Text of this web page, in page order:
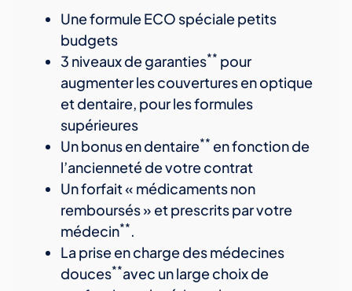
Une formule ECO spéciale petits
budgets
3 niveaux de garanties** pour
augmenter les couvertures en optique
et dentaire, pour les formules
supérieures
Un bonus en dentaire** en fonction de
l’ancienneté de votre contrat
Un forfait « médicaments non
remboursés » et prescrits par votre
médecin**.
La prise en charge des médecines
douces**avec un large choix de